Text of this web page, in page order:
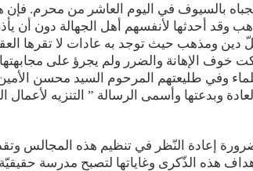
بالسيوف في اليوم العاشر من محرم. فإن
وقد أحدثها لأنفسهم أهل الجهالة دون أن
دين ومذهب حيث توجد به عادات لا تقرها
خوف الإهانة والضرر ولم يجرؤ على مجابهتها
وفي طليعتهم المرحوم السيد محسن
وبدعتها وأسمى الرسالة ” التنزيه لأعمال
إعادة النّظر في تنظيم هذه المجالس
هذه الذّكرى وغاياتها لتصبح مدرسة حقيقيّة